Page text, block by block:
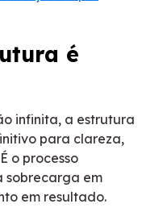
é
infinita, a estrutura
para clareza,
o processo
sobrecarga em
em resultado.